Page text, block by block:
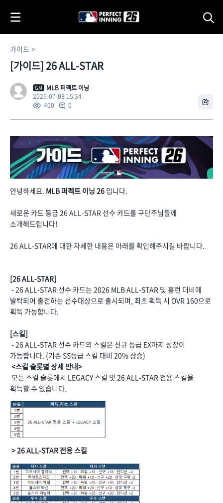
가이드
[가이드] 26 ALL-STAR
GM
MLB 퍼펙트 이닝
2026-07-08 15:34
400
0
안녕하세요. MLB 퍼펙트 이닝 26 입니다.
새로운 카드 등급 26 ALL-STAR 선수 카드를 구단주님들께
소개해드립니다!
26 ALL-STAR에 대한 자세한 내용은 아래를 확인해주시길 바랍니다.
[26 ALL-STAR]
- 26 ALL-STAR 선수 카드는 2026 MLB ALL-STAR 및 홈런 더비에
발탁되어 출전하는 선수대상으로 출시되며, 최초 획득 시 OVR 160으로
획득 가능합니다.
[스킬]
- 26 ALL-STAR 선수 카드의 스킬은 신규 등급 EX까지 성장이
가능합니다. (기존 SS등급 스킬 대비 20% 상승)
<스킬 슬롯별 상세 안내>
모든 스킬 슬롯에서 LEGACY 스킬 및 26 ALL-STAR 전용 스킬을
획득할 수 있습니다.
> 26 ALL-STAR 전용 스킬